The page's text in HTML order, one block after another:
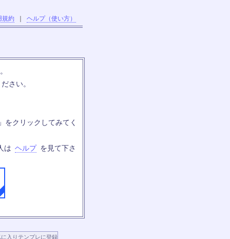
規約 ヘルプ（使い方）
さい。
をクリックしてみてく
は ヘルプ を見て下さ